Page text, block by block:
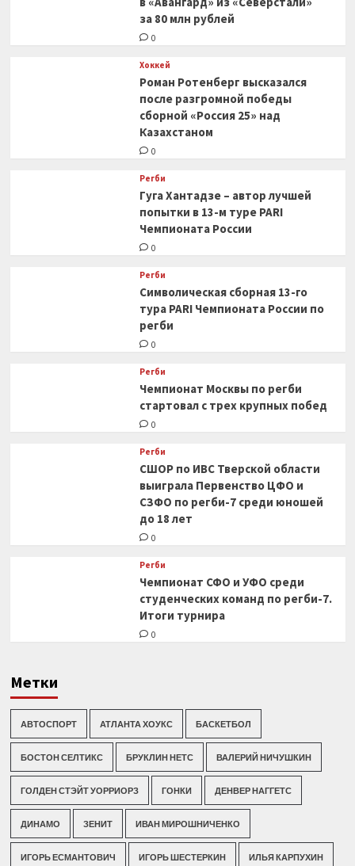
за 80 млн рублей
0
Хоккей
Роман Ротенберг высказался
после разгромной победы
сборной «Россия 25» над
Казахстаном
0
Регби
Гуга Хантадзе – автор лучшей
попытки в 13-м туре PARI
Чемпионата России
0
Регби
Символическая сборная 13-го
тура PARI Чемпионата России по
регби
0
Регби
Чемпионат Москвы по регби
стартовал с трех крупных побед
0
Регби
СШОР по ИВС Тверской области
выиграла Первенство ЦФО и
СЗФО по регби-7 среди юношей
до 18 лет
0
Регби
Чемпионат СФО и УФО среди
студенческих команд по регби-7.
Итоги турнира
0
Метки
АВТОСПОРТ АТЛАНТА ХОУКС БАСКЕТБОЛ
БОСТОН СЕЛТИКС БРУКЛИН НЕТС ВАЛЕРИЙ НИЧУШКИН
ГОЛДЕН СТЭЙТ УОРРИОРЗ ГОНКИ ДЕНВЕР НАГГЕТС
ДИНАМО ЗЕНИТ ИВАН МИРОШНИЧЕНКО
ИГОРЬ ЕСМАНТОВИЧ ИГОРЬ ШЕСТЕРКИН ИЛЬЯ КАРПУХИН